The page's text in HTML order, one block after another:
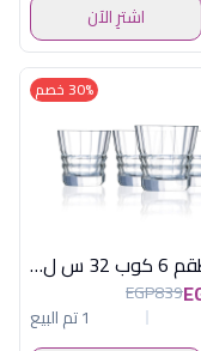
اشترِ الآن
30% خصم
CDA طقم 6 كوب 32 س ل اركتكت
EGP839
1 تم البيع